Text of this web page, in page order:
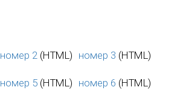
номер 2 (HTML) номер 3 (HTML)
номер 5 (HTML) номер 6 (HTML)